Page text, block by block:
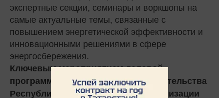
экспертные секции, семинары и воркшопы на
самые актуальные темы, связанные с
повышением энергетической эффективности и
инновационными решениями в сфере
энергосбережения.
Ключевым мероприятием деловой
программы
станетЗаседание Правительства
Республики Татарстан «О ходе реализации